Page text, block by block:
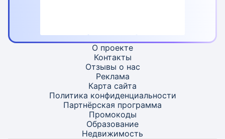
О проекте
Контакты
Отзывы о нас
Реклама
Карта сайта
Политика конфиденциальности
Партнёрская программа
Промокоды
Образование
Недвижимость